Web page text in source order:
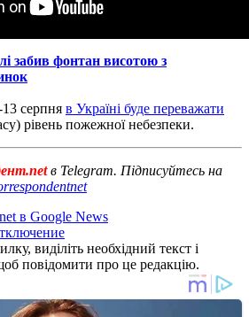
забив фонтан висотою з
серпня в Україні буде переважати
рівень пожежної небезпеки.
в Telegram. Підписуйтесь на
в Google News
виділіть необхідний текст і
повідомити про це редакцію.